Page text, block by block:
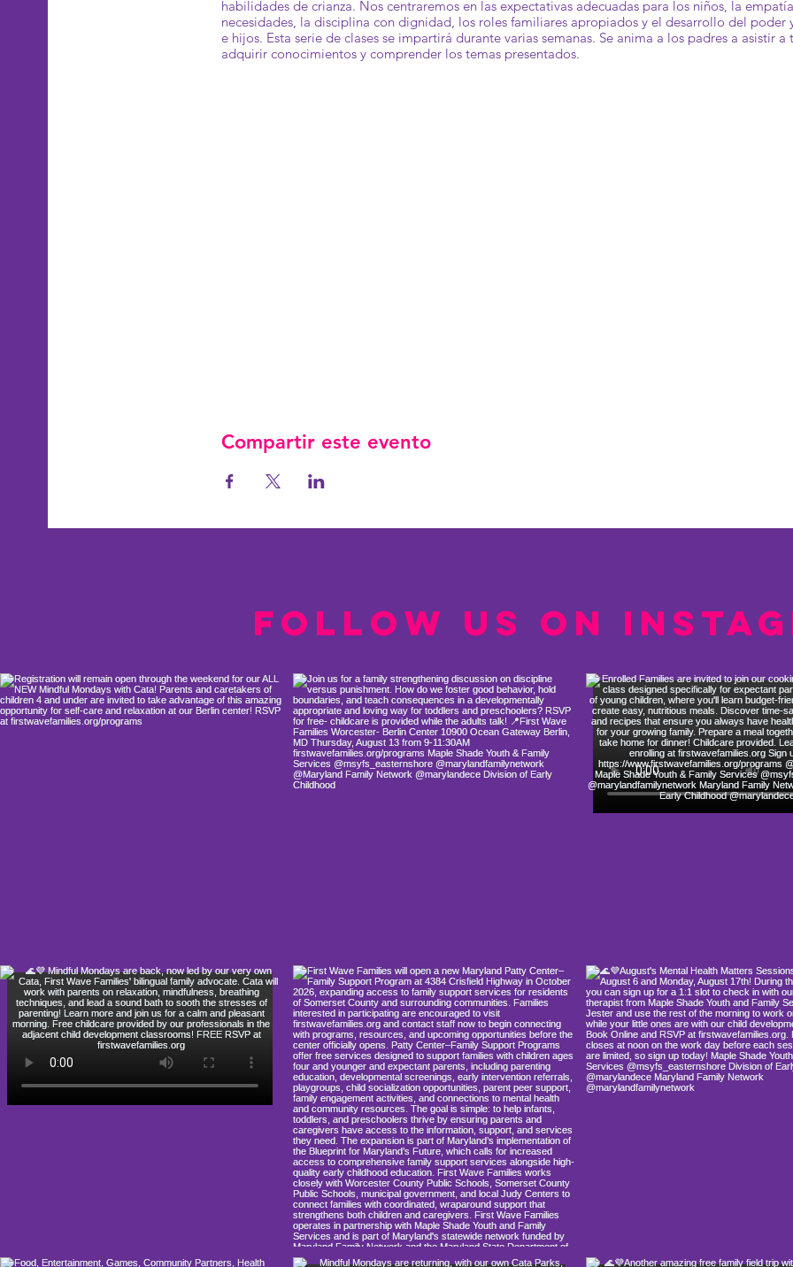
habilidades de crianza. Nos centraremos en las expectativas adecuadas para los niños, la
necesidades, la disciplina con dignidad, los roles familiares apropiados y el desarrollo del poder
e hijos. Esta serie de clases se impartirá durante varias semanas. Se anima a los padres a asistir a
adquirir conocimientos y comprender los temas presentados.
Compartir este evento
Follow us on